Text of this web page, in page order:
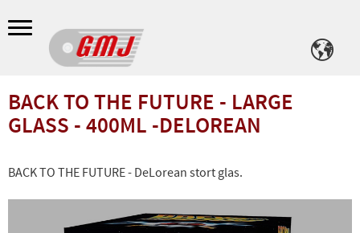
Meny
BACK TO THE FUTURE - LARGE
GLASS - 400ML -DELOREAN
BACK TO THE FUTURE - DeLorean stort glas.